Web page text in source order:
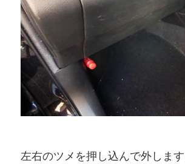
左右のツメを押し込んで外します